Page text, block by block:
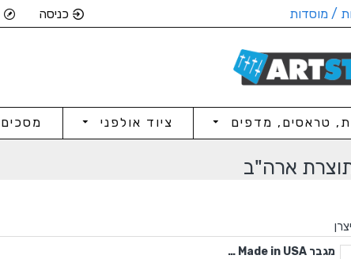
/ מוסדות כניסה
טראסים, מדפים ציוד אולפני מסכים
ארה"ב
מגבר 2000W Made in USA